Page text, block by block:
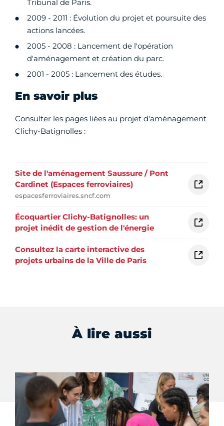
Tribunal de Paris.
2009 - 2011 : Évolution du projet et poursuite des
actions lancées.
2005 - 2008 : Lancement de l'opération
d'aménagement et création du parc.
2001 - 2005 : Lancement des études.
En savoir plus
Consulter les pages liées au projet d'aménagement
Clichy-Batignolles :
Site de l'aménagement Saussure / Pont
Cardinet (Espaces ferroviaires)
espacesferroviaires.sncf.com
Écoquartier Clichy-Batignolles: un
projet inédit de gestion de l'énergie
Consultez la carte interactive des
projets urbains de la Ville de Paris
À lire aussi